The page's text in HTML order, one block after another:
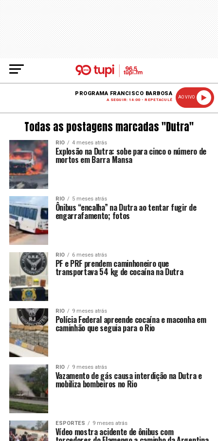
PROGRAMA FRANCISCO BARBOSA
A SEGUIR: 14:00 - REPETACULÊ
AO VIVO
Todas as postagens marcadas "Dutra"
RIO 4 meses atrás
Explosão na Dutra: sobe para cinco o número de
mortos em Barra Mansa
RIO 5 meses atrás
Ônibus “encalha” na Dutra ao tentar fugir de
engarrafamento; fotos
RIO 6 meses atrás
PF e PRF prendem caminhoneiro que
transportava 54 kg de cocaína na Dutra
RIO 9 meses atrás
Polícia Federal apreende cocaína e maconha em
caminhão que seguia para o Rio
RIO 9 meses atrás
Vazamento de gás causa interdição na Dutra e
mobiliza bombeiros no Rio
ESPORTES 9 meses atrás
Vídeo mostra acidente de ônibus com